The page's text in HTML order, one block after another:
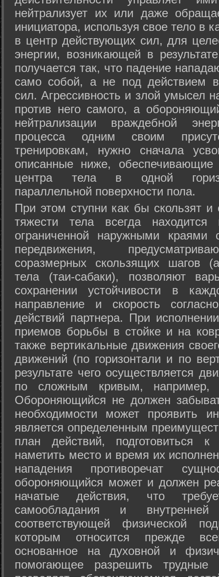
нейтрализует их или даже
инициатора, используя свое тело в
в центр действующих сил, для
энергии, возникающей в
получается так, что падение
само собой, а не под действием
сил. Агрессивность и злой умысел
против него самого, а
нейтрализации враждебной
процесса одним своим
тренировкам, нужно сначала
описанные ниже, обеспечивающие
центра тела в одной
параллельной поверхности пола.
При этом ступни как бы скользят
тяжести тела всегда
ограниченной наружными краями
передвижения,
соразмерных скользящих шагов
тела (таи-сабаки), позволяют
сохранении устойчивости в
направление и скорость
действий партнера. При
приемов борьбы в стойке и на
также вертикальные движения
движений (по горизонтали и по
результате чего осуществляется
по сложным кривым, например,
Обороняющийся не должен
необходимости может проявить
является определенным
план действий, подготовиться
наметить место и время их
нападения противоречат
обороняющийся может и должен
начатые действия, что
самообладания и
соответствующей физической
которым относится прежде
основанное на духовной и
помогающее разрешить